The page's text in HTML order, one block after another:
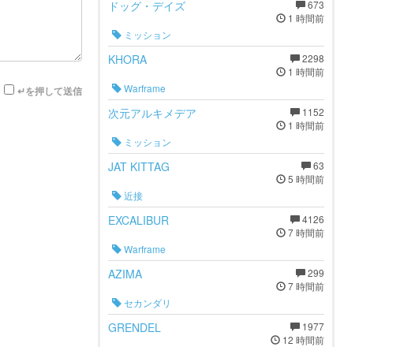
↵を押して送信
673
1 時間前
ドッグ・デイズ
ミッション
2298
1 時間前
KHORA
Warframe
1152
1 時間前
次元アルキメデア
ミッション
63
5 時間前
JAT KITTAG
近接
4126
7 時間前
EXCALIBUR
Warframe
299
7 時間前
AZIMA
セカンダリ
1977
12 時間前
GRENDEL